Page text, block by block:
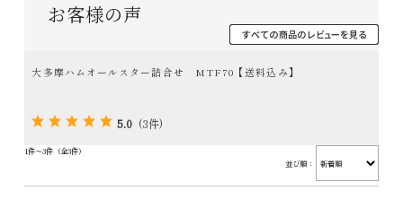
お客様の声
大多摩ハムオールスター詰合せ MTF70【送料込み】
5.0 (3件)
1件～3件（全3件）
並び順：